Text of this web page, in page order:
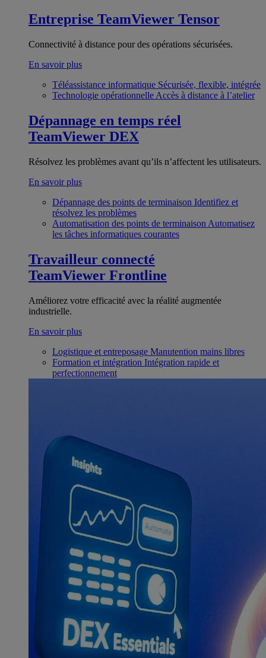
Entreprise TeamViewer Tensor
Connectivité à distance pour des opérations sécurisées.
En savoir plus
Téléassistance informatique Sécurisée, flexible, intégrée
Technologie opérationnelle Accès à distance à l’atelier
Dépannage en temps réel
TeamViewer DEX
Résolvez les problèmes avant qu’ils n’affectent les utilisateurs.
En savoir plus
Dépannage des points de terminaison Identifiez et
résolvez les problèmes
Automatisation des points de terminaison Automatisez
les tâches informatiques courantes
Travailleur connecté
TeamViewer Frontline
Améliorez votre efficacité avec la réalité augmentée
industrielle.
En savoir plus
Logistique et entreposage Manutention mains libres
Formation et intégration Intégration rapide et
perfectionnement